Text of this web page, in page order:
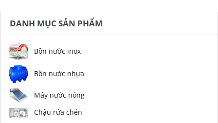
DANH MỤC SẢN PHẨM
Bồn nước inox
Bồn nước nhựa
Máy nước nóng
Chậu rửa chén